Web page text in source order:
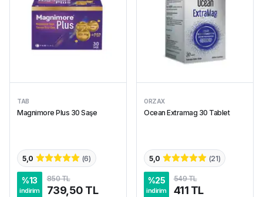
TAB
Magnimore Plus 30 Saşe
5,0 (6)
%13
indirim
850 TL
739,50 TL
ORZAX
Ocean Extramag 30 Tablet
5,0 (21)
%25
indirim
549 TL
411 TL